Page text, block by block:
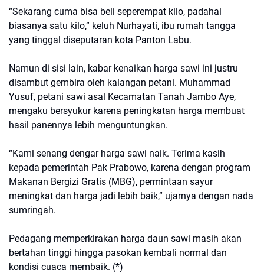
“Sekarang cuma bisa beli seperempat kilo, padahal
biasanya satu kilo,” keluh Nurhayati, ibu rumah tangga
yang tinggal diseputaran kota Panton Labu.
Namun di sisi lain, kabar kenaikan harga sawi ini justru
disambut gembira oleh kalangan petani. Muhammad
Yusuf, petani sawi asal Kecamatan Tanah Jambo Aye,
mengaku bersyukur karena peningkatan harga membuat
hasil panennya lebih menguntungkan.
“Kami senang dengar harga sawi naik. Terima kasih
kepada pemerintah Pak Prabowo, karena dengan program
Makanan Bergizi Gratis (MBG), permintaan sayur
meningkat dan harga jadi lebih baik,” ujarnya dengan nada
sumringah.
Pedagang memperkirakan harga daun sawi masih akan
bertahan tinggi hingga pasokan kembali normal dan
kondisi cuaca membaik. (*)